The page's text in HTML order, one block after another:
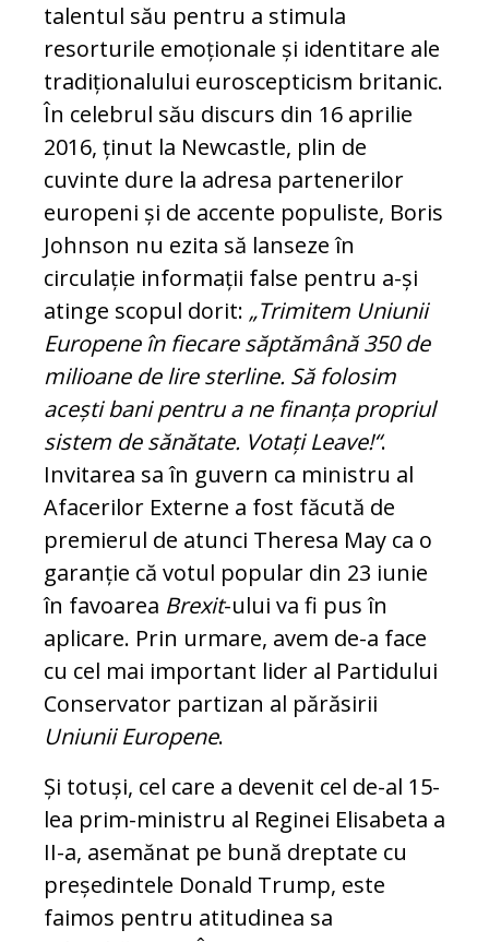
talentul său pentru a stimula
resorturile emoționale și identitare ale
tradiționalului euroscepticism britanic.
În celebrul său discurs din 16 aprilie
2016, ținut la Newcastle, plin de
cuvinte dure la adresa partenerilor
europeni și de accente populiste, Boris
Johnson nu ezita să lanseze în
circulație informații false pentru a-și
atinge scopul dorit: „Trimitem Uniunii
Europene în fiecare săptămână 350 de
milioane de lire sterline. Să folosim
acești bani pentru a ne finanța propriul
sistem de sănătate. Votați Leave!“.
Invitarea sa în guvern ca ministru al
Afacerilor Externe a fost făcută de
premierul de atunci Theresa May ca o
garanție că votul popular din 23 iunie
în favoarea Brexit-ului va fi pus în
aplicare. Prin urmare, avem de-a face
cu cel mai important lider al Partidului
Conservator partizan al părăsirii
Uniunii Europene.
Și totuși, cel care a devenit cel de-al 15-
lea prim-ministru al Reginei Elisabeta a
II-a, asemănat pe bună dreptate cu
președintele Donald Trump, este
faimos pentru atitudinea sa